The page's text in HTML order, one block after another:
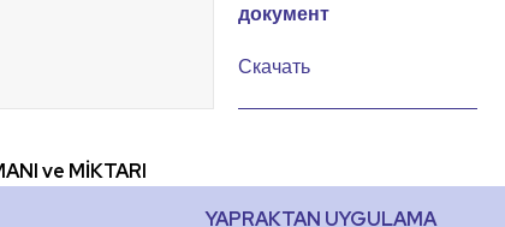
документ
Скачать
ve MİKTARI
YAPRAKTAN UYGULAMA